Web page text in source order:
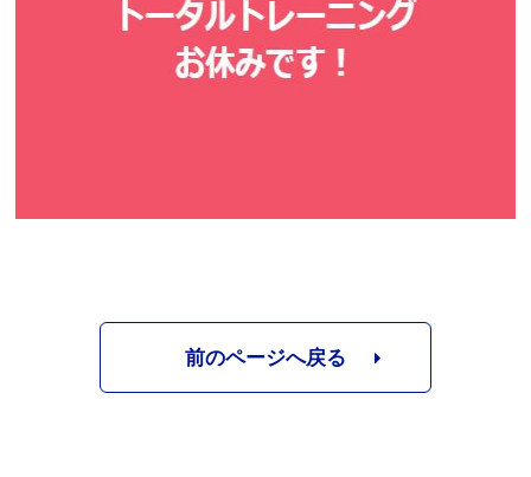
吹田市スポーツ施設予約システム(OPAS)
前のページへ戻る